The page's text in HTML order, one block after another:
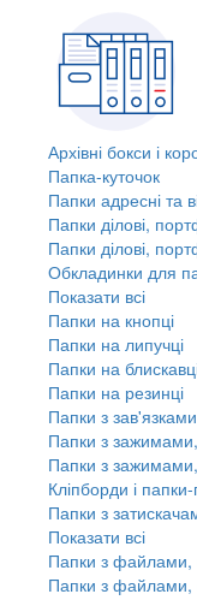
Архівні бокси і
Папка-куточок
Папки адресні та
Папки ділові,
Папки ділові,
Обкладинки для
Показати всі
Папки на кнопці
Папки на липучці
Папки на
Папки на резинці
Папки з зав'язками
Папки з
Папки з
Кліпборди і
Папки з
Показати всі
Папки з файлами,
Папки з файлами,